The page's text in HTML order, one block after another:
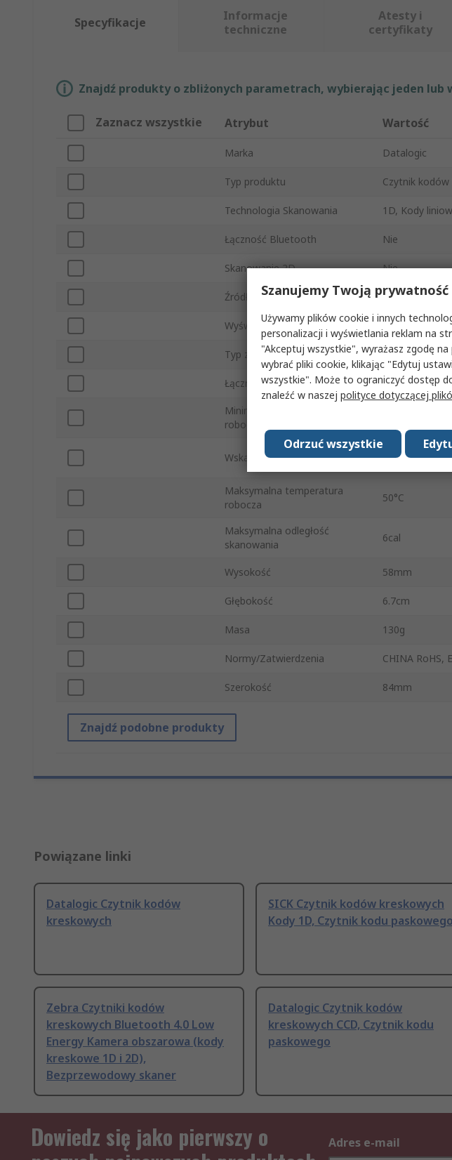
Specyfikacje
Informacje
techniczne
Atesty i
certyfikaty
Znajdź produkty o zbliżonych parametrach, wybierając jeden lub
Zaznacz wszystkie Atrybut Wartość
Marka Datalogic
Typ produktu Czytnik
Technologia Skanowania 1D, Kody
Łączność Bluetooth Nie
Skanowanie 2D Nie
Źródło światła Czerwona
Wyświetlacz LCD Nie
Typ złącza RS-232, USB
Łączność bezprzewodowa Nie
Minimalna temperatura
robocza
Wskazywanie
Dobra lektura,
Maksymalna temperatura
robocza
50°C
Maksymalna odległość
skanowania
6cal
Wysokość 58mm
Głębokość 6.7cm
Masa 130g
Normy/Zatwierdzenia CHINA RoHS,
Szerokość 84mm
Znajdź podobne produkty
Powiązane linki
Datalogic Czytnik kodów
kreskowych
SICK Czytnik kodów kreskowych
Kody 1D, Czytnik kodu paskowego
Zebra Czytniki kodów
kreskowych Bluetooth 4.0 Low
Energy Kamera obszarowa (kody
kreskowe 1D i 2D),
Bezprzewodowy skaner
Datalogic Czytnik kodów
kreskowych CCD, Czytnik kodu
paskowego
Dowiedz się jako pierwszy o
Adres e-mail
Szanujemy Twoją prywatność
Używamy plików cookie i innych
personalizacji i wyświetlania reklam na
"Akceptuj wszystkie", wyrażasz zgodę
wybrać pliki cookie, klikając "Edytuj
wszystkie". Może to ograniczyć dostęp
znaleźć w naszej polityce dotyczącej
Odrzuć wszystkie